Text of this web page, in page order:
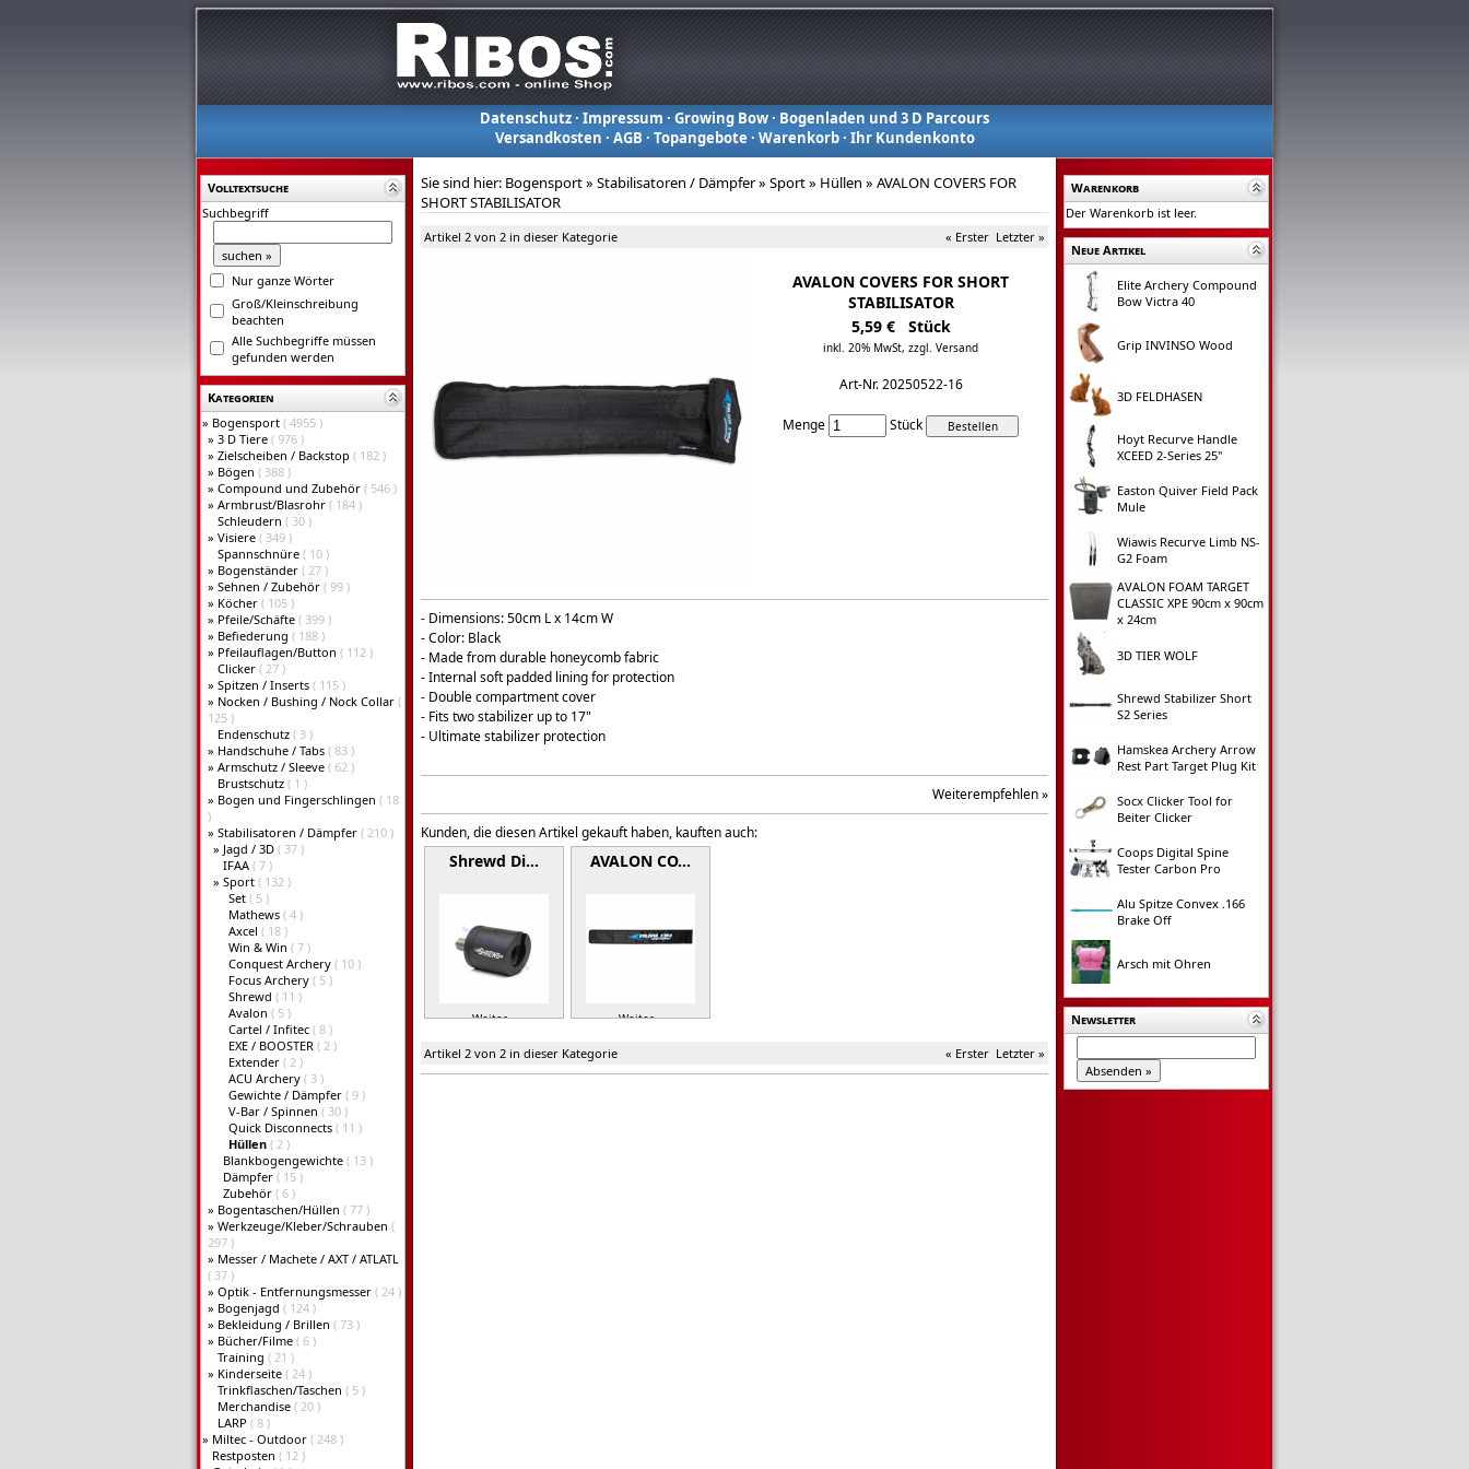
Datenschutz· Impressum · Growing Bow· Bogenladen und 3 D Parcours
Versandkosten · AGB · Topangebote · Warenkorb· Ihr Kundenkonto
Volltextsuche
Suchbegriff
Nur ganze Wörter
Groß/Kleinschreibung
beachten
Alle Suchbegriffe müssen
gefunden werden
Kategorien
» Bogensport ( 4955 )
» 3 D Tiere ( 976 )
» Zielscheiben / Backstop ( 182 )
» Bögen ( 388 )
» Compound und Zubehör ( 546 )
» Armbrust/Blasrohr ( 184 )
Schleudern ( 30 )
» Visiere ( 349 )
Spannschnüre ( 10 )
» Bogenständer ( 27 )
» Sehnen / Zubehör ( 99 )
» Köcher ( 105 )
» Pfeile/Schäfte ( 399 )
» Befiederung ( 188 )
» Pfeilauflagen/Button ( 112 )
Clicker ( 27 )
» Spitzen / Inserts ( 115 )
» Nocken / Bushing / Nock Collar (
125 )
Endenschutz ( 3 )
» Handschuhe / Tabs ( 83 )
» Armschutz / Sleeve ( 62 )
Brustschutz ( 1 )
» Bogen und Fingerschlingen ( 18
)
» Stabilisatoren / Dämpfer ( 210 )
» Jagd / 3D ( 37 )
IFAA ( 7 )
» Sport ( 132 )
Set ( 5 )
Mathews ( 4 )
Axcel ( 18 )
Win & Win ( 7 )
Conquest Archery ( 10 )
Focus Archery ( 5 )
Shrewd ( 11 )
Avalon ( 5 )
Cartel / Infitec ( 8 )
EXE / BOOSTER ( 2 )
Extender ( 2 )
ACU Archery ( 3 )
Gewichte / Dämpfer ( 9 )
V-Bar / Spinnen ( 30 )
Quick Disconnects ( 11 )
Hüllen ( 2 )
Blankbogengewichte ( 13 )
Dämpfer ( 15 )
Zubehör ( 6 )
» Bogentaschen/Hüllen ( 77 )
» Werkzeuge/Kleber/Schrauben (
297 )
» Messer / Machete / AXT / ATLATL
( 37 )
» Optik - Entfernungsmesser ( 24 )
» Bogenjagd ( 124 )
» Bekleidung / Brillen ( 73 )
» Bücher/Filme ( 6 )
Training ( 21 )
» Kinderseite ( 24 )
Trinkflaschen/Taschen ( 5 )
Merchandise ( 20 )
LARP ( 8 )
» Miltec - Outdoor ( 248 )
Restposten ( 12 )
Sie sind hier: Bogensport» Stabilisatoren / Dämpfer» Sport» Hüllen » AVALON COVERS FOR
SHORT STABILISATOR
Artikel 2 von 2 in dieser Kategorie « Erster Letzter »
AVALON COVERS FOR SHORT
STABILISATOR
5,59 € Stück
inkl. 20% MwSt, zzgl. Versand
Art-Nr. 20250522-16
Menge Stück
- Dimensions: 50cm L x 14cm W
- Color: Black
- Made from durable honeycomb fabric
- Internal soft padded lining for protection
- Double compartment cover
- Fits two stabilizer up to 17"
- Ultimate stabilizer protection
Weiterempfehlen »
Kunden, die diesen Artikel gekauft haben, kauften auch:
Shrewd Di…
Weiter »
AVALON CO…
Weiter »
Artikel 2 von 2 in dieser Kategorie « Erster Letzter »
Warenkorb
Der Warenkorb ist leer.
Neue Artikel
Elite Archery Compound
Bow Victra 40
Grip INVINSO Wood
3D FELDHASEN
Hoyt Recurve Handle
XCEED 2-Series 25"
Easton Quiver Field Pack
Mule
Wiawis Recurve Limb NS-
G2 Foam
AVALON FOAM TARGET
CLASSIC XPE 90cm x 90cm
x 24cm
3D TIER WOLF
Shrewd Stabilizer Short
S2 Series
Hamskea Archery Arrow
Rest Part Target Plug Kit
Socx Clicker Tool for
Beiter Clicker
Coops Digital Spine
Tester Carbon Pro
Alu Spitze Convex .166
Brake Off
Arsch mit Ohren
Newsletter